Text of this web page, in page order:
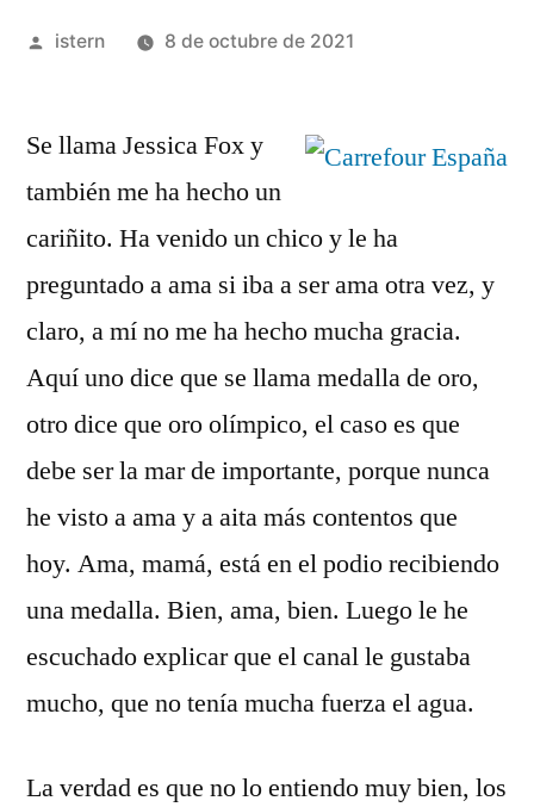
Publicado
istern 8 de octubre de 2021
Se llama Jessica Fox y
también me ha hecho un
cariñito. Ha venido un chico y le ha
preguntado a ama si iba a ser ama otra vez, y
claro, a mí no me ha hecho mucha gracia.
Aquí uno dice que se llama medalla de oro,
otro dice que oro olímpico, el caso es que
debe ser la mar de importante, porque nunca
he visto a ama y a aita más contentos que
hoy. Ama, mamá, está en el podio recibiendo
una medalla. Bien, ama, bien. Luego le he
escuchado explicar que el canal le gustaba
mucho, que no tenía mucha fuerza el agua.
La verdad es que no lo entiendo muy bien, los